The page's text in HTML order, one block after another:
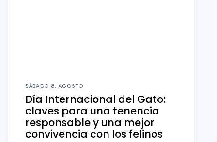
SÁBADO 8, AGOSTO
Día Internacional del Gato:
claves para una tenencia
responsable y una mejor
convivencia con los felinos